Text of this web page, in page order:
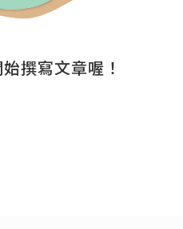
撰寫文章喔！